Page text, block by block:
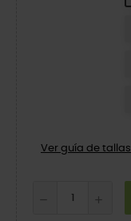
Ver guía de tallas